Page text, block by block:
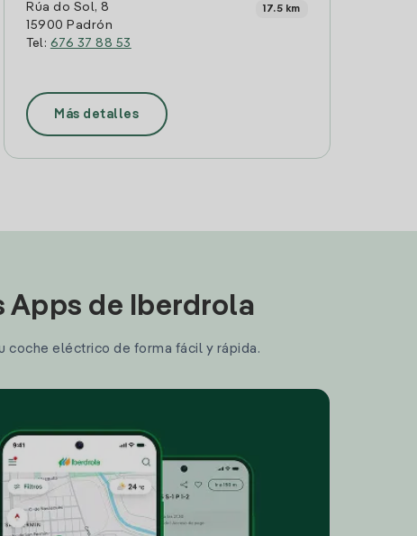
Rúa do Sol, 8
15900 Padrón
Tel: 676 37 88 53
17.5 km
Más detalles
Apps de Iberdrola
coche eléctrico de forma fácil y rápida.